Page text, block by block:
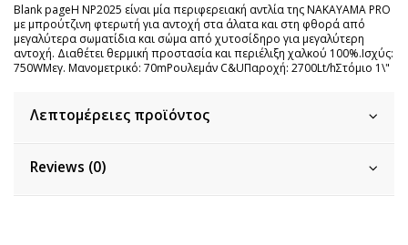
Blank pageΗ NP2025 είναι μία περιφερειακή αντλία της NAKAYAMA PRO
με μπρούτζινη φτερωτή για αντοχή στα άλατα και στη φθορά από
μεγαλύτερα σωματίδια και σώμα από χυτοσίδηρο για μεγαλύτερη
αντοχή. Διαθέτει θερμική προστασία και περιέλιξη χαλκού 100%.Ισχύς:
750WΜεγ. Μανομετρικό: 70mΡουλεμάν C&UΠαροχή: 2700Lt/hΣτόμιο 1\"
Λεπτομέρειες προϊόντος
Reviews (0)